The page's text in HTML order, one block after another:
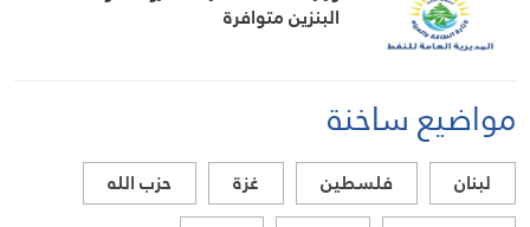
البنزين متوافرة
مواضيع ساخنة
لبنان فلسطين غزة
حزب الله